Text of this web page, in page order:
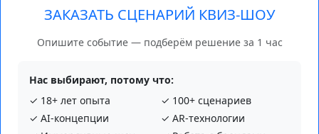
ЗАКАЗАТЬ СЦЕНАРИЙ КВИЗ-ШОУ
Опишите событие — подберём решение за 1 час
Нас выбирают, потому что:
✓ 18+ лет опыта
✓ 100+ сценариев
✓ AI‑концепции
✓ AR‑технологии